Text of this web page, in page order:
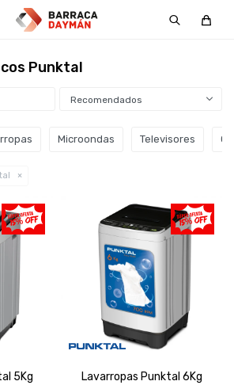
Punktal
Recomendados
Microondas Televisores
5Kg
Lavarropas Punktal 6Kg